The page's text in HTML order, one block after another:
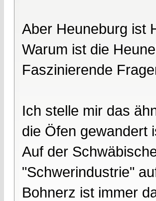
Aber Heuneburg ist
Warum ist die
Faszinierende
Ich stelle mir das
die Öfen gewandert
Auf der
"Schwerindustrie"
Bohnerz ist immer